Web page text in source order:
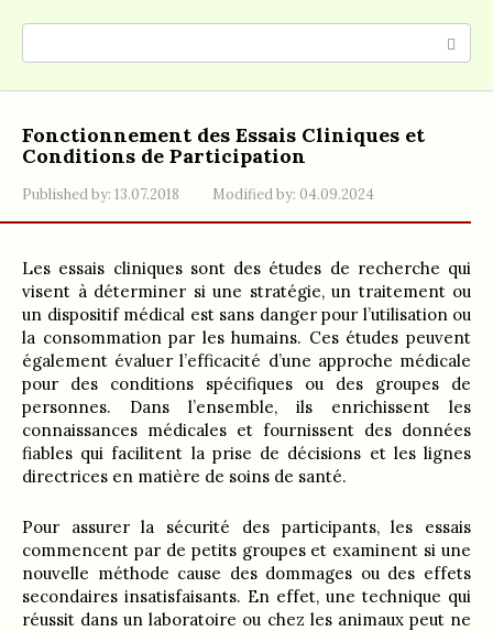
Fonctionnement des Essais Cliniques et
Conditions de Participation
Published by: 13.07.2018 Modified by: 04.09.2024
Les essais cliniques sont des études de recherche qui
visent à déterminer si une stratégie, un traitement ou
un dispositif médical est sans danger pour l’utilisation ou
la consommation par les humains. Ces études peuvent
également évaluer l’efficacité d’une approche médicale
pour des conditions spécifiques ou des groupes de
personnes. Dans l’ensemble, ils enrichissent les
connaissances médicales et fournissent des données
fiables qui facilitent la prise de décisions et les lignes
directrices en matière de soins de santé.
Pour assurer la sécurité des participants, les essais
commencent par de petits groupes et examinent si une
nouvelle méthode cause des dommages ou des effets
secondaires insatisfaisants. En effet, une technique qui
réussit dans un laboratoire ou chez les animaux peut ne